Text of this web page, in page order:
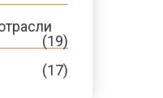
(19)
(17)